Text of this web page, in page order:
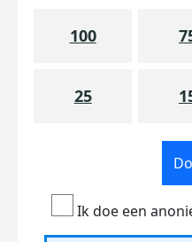
100
25
Ik doe een